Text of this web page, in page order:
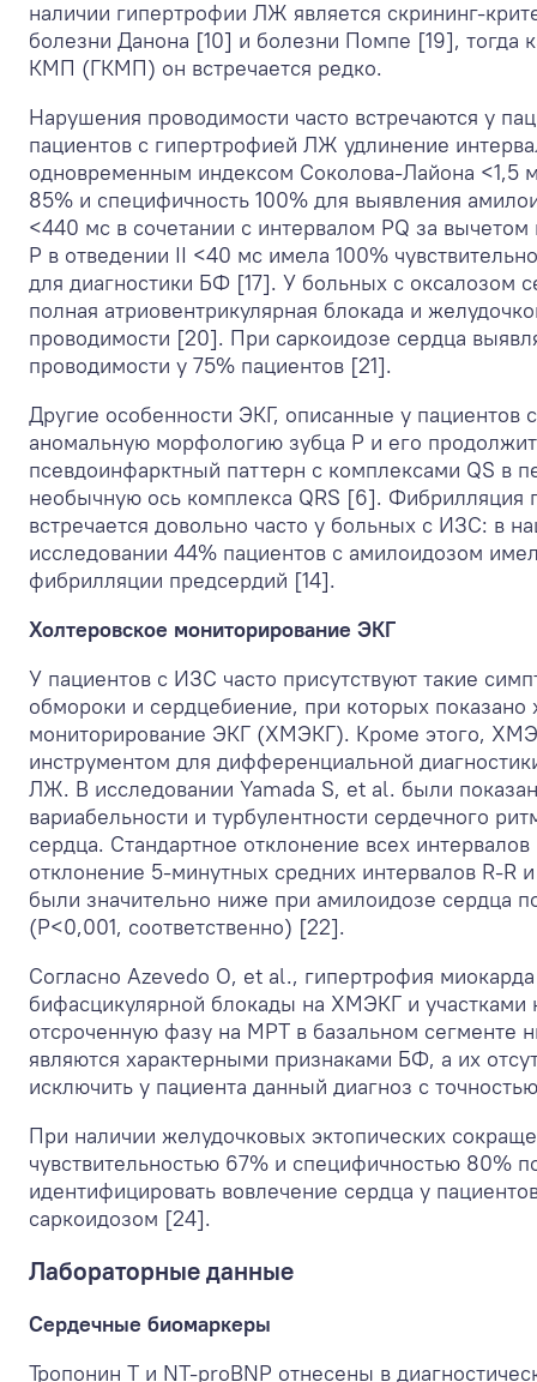
наличии гипертрофии ЛЖ является скрининг-
болезни Данона [10] и болезни Помпе [19], тогда
КМП (ГКМП) он встречается редко.
Нарушения проводимости часто встречаются у
пациентов с гипертрофией ЛЖ удлинение
одновременным индексом Соколова-Лайона <1,5
85% и специфичность 100% для выявления
<440 мс в сочетании с интервалом PQ за
P в отведении II <40 мс имела 100%
для диагностики БФ [17]. У больных с оксалозом
полная атриовентрикулярная блокада и
проводимости [20]. При саркоидозе сердца
проводимости у 75% пациентов [21].
Другие особенности ЭКГ, описанные у пациентов
аномальную морфологию зубца P и его
псевдоинфарктный паттерн с комплексами QS в
необычную ось комплекса QRS [6]. Фибрилляция
встречается довольно часто у больных с ИЗС: в
исследовании 44% пациентов с амилоидозом
фибрилляции предсердий [14].
Холтеровское мониторирование ЭКГ
У пациентов с ИЗС часто присутствуют такие
обмороки и сердцебиение, при которых показано
мониторирование ЭКГ (ХМЭКГ). Кроме этого,
инструментом для дифференциальной
ЛЖ. В исследовании Yamada S, et al. были
вариабельности и турбулентности сердечного
сердца. Стандартное отклонение всех интервалов
отклонение 5-минутных средних интервалов R-R
были значительно ниже при амилоидозе сердца
(P<0,001, соответственно) [22].
Согласно Azevedo O, et al., гипертрофия
бифасцикулярной блокады на ХМЭКГ и участками
отсроченную фазу на МРТ в базальном сегменте
являются характерными признаками БФ, а их
исключить у пациента данный диагноз с
При наличии желудочковых эктопических
чувствительностью 67% и специфичностью 80%
идентифицировать вовлечение сердца у
саркоидозом [24].
Лабораторные данные
Сердечные биомаркеры
Тропонин Т и NT-proBNP отнесены в